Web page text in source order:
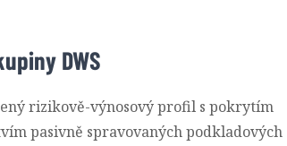
DWS
rizikově-výnosový profil s pokrytím
pasivně spravovaných podkladových